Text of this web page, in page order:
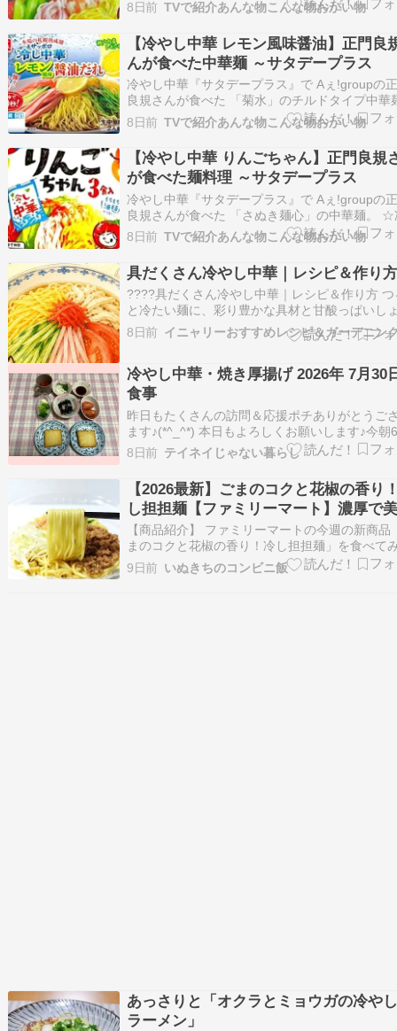
ースの爽やかな 梅風味のスープがしっかり絡む
つおエキスとにぼしエキスが 旨味をUPさせて
季節でも つるっと食べられる。 送…
8日前 TVで紹介あんな物こんな物おかい物
【冷やし中華 レモン風味醤油】正門良
んが食べた中華麺 ～サタデープラス
冷やし中華『サタデープラス』で Aぇǃgroupの
良規さんが食べた 「菊水」のチルドタイプ中華
ひたすら試してランキング2位でした。 ☆冷や
華 レモン風味醤油しょうゆベースに、シチリア
モン果汁を 合わせたレモン風味の醤油だれ。
の爽やかな香りと、 酸味が強…
8日前 TVで紹介あんな物こんな物おかい物
【冷やし中華 りんごちゃん】正門良規
が食べた麺料理 ～サタデープラス
冷やし中華『サタデープラス』で Aぇǃgroupの
良規さんが食べた 「さぬき麺心」の中華麺。 ☆
し中華りんごちゃんりんご由来の甘みと、 さっ
した酸味を合わせた フルーティー系の冷やし中
れ。 酸味がやわらかく、後味がすっきりした
ぱいバランスを目指した味わい…
8日前 TVで紹介あんな物こんな物おかい物
具だくさん冷やし中華｜レシピ＆作り
????具だくさん冷やし中華｜レシピ＆作り方 つ
と冷たい麺に、彩り豊かな具材と甘酸っぱいし
ゆだれを合わせる、夏の定番料理ニャ????✨市
たれがなくても、家にある調味料でさっぱりし
麺……2玉卵……2個ハム……4枚きゅう…
8日前 イニャリーおすすめレシピ＆ガーデニン
冷やし中華・焼き厚揚げ 2026年 7月30
食事
昨日もたくさんの訪問＆応援ポチありがとうご
ます♪(*^_^*) 本日もよろしくお願いします♪今朝
30分分の室温と湿度夫の部屋25.0度 48%（冷房
設定）私の部屋25.9度 58%（冷房26度設定）お
24.9度 53%（冷房27度設定）この日は体調不良
にか…
8日前 テイネイじゃない暮らし
【2026最新】ごまのコクと花椒の香り
し担担麺【ファミリーマート】濃厚で
しいです!!
【商品紹介】 ファミリーマートの今週の新商品
まのコクと花椒の香り！冷し担担麺」を食べて
した。 ごまのコク味と花椒の香りを立たせた味
が特徴の冷しまぜそばです。しなやかな弾力の
9日前 いぬきちのコンビニ飯
あっさりと「オクラとミョウガの冷や
ラーメン」